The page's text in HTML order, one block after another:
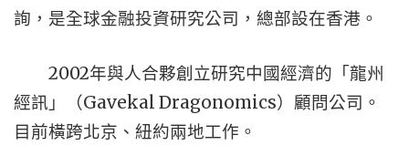
詢，是全球金融投資研究公司，總部設在香港。
2002年與人合夥創立研究中國經濟的「龍州
經訊」（Gavekal Dragonomics）顧問公司。
目前橫跨北京、紐約兩地工作。